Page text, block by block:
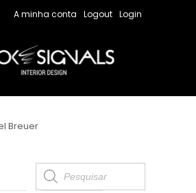
A minha conta Logout Login
Breuer
Products
search